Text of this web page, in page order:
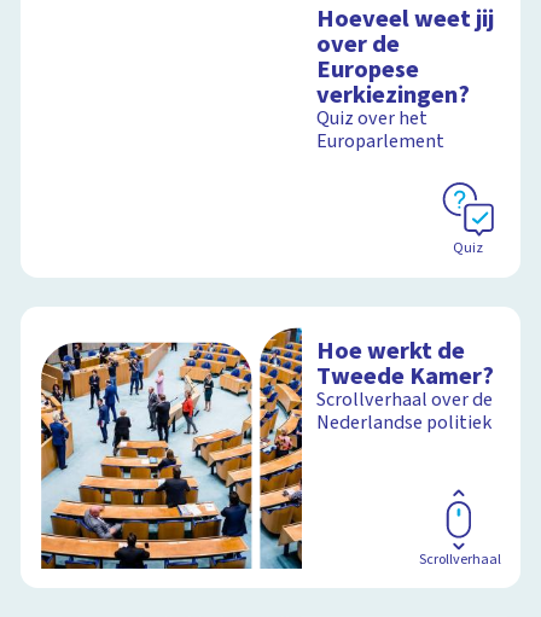
Hoeveel weet jij
over de
Europese
verkiezingen?
Quiz over het
Europarlement
Quiz
Hoe werkt de
Tweede Kamer?
Scrollverhaal over de
Nederlandse politiek
Scrollverhaal